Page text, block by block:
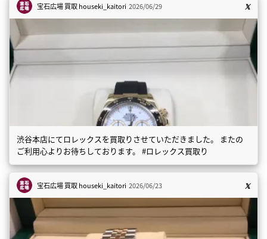
宝石広場 買取houseki_kaitori 2026/06/29
渋谷本店にてロレックスを買取りさせていただきました。 またの
ご利用心よりお待ちしております。 #ロレックス買取り
宝石広場 買取houseki_kaitori 2026/06/23